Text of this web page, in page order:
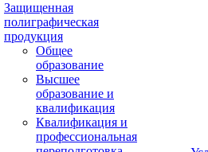
Защищенная
полиграфическая
продукция
Общее
образование
Высшее
образование и
квалификация
Квалификация и
профессиональная